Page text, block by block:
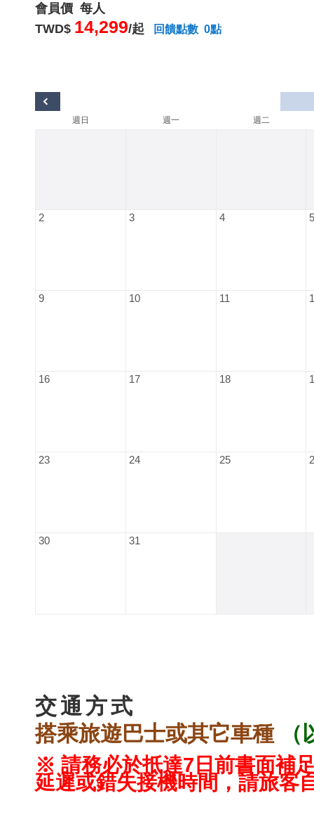
會員價 每人
TWD$ 14,299/起 回饋點數 0點
週日 週一 週二
2 3 4 5
9 10 11
16 17 18
23 24 25
30 31
交通方式
搭乘旅遊巴士或其它車種
※ 請務必於抵達7日前書面補
延遲或錯失接機時間，請旅客